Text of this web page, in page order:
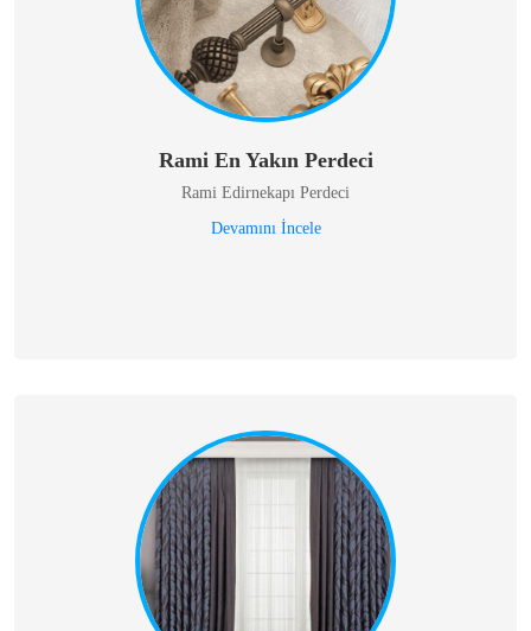
Rami En Yakın Perdeci
Rami Edirnekapı Perdeci
Devamını İncele